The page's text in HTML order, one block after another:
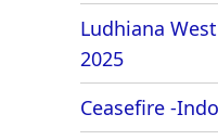
Ludhiana
2025
Ceasefire -